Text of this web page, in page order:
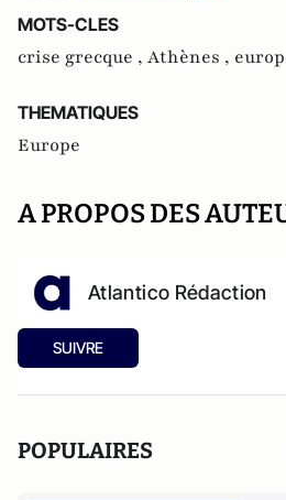
MOTS-CLES
crise grecque , Athènes ,
THEMATIQUES
Europe
A PROPOS DES
Atlantico Rédaction
SUIVRE
POPULAIRES